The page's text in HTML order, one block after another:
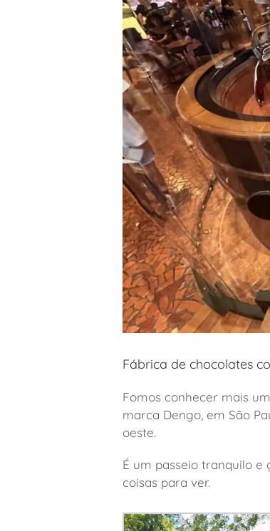
Fábrica de chocolates
Fomos conhecer mais
marca Dengo, em São
oeste.
É um passeio tranquilo e
coisas para ver.